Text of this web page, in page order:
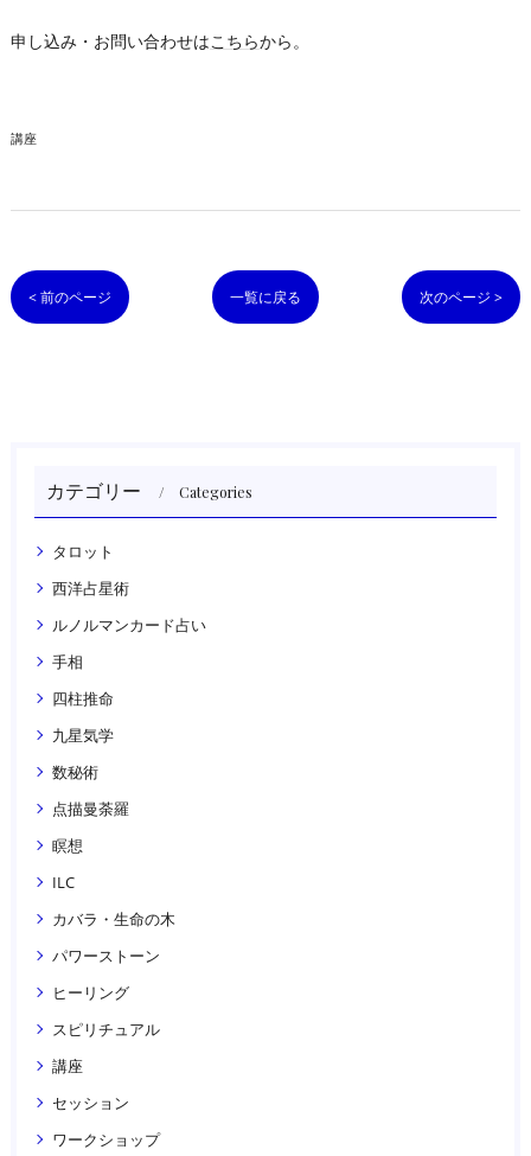
申し込み・お問い合わせはこちらから。
講座
< 前のページ 一覧に戻る 次のページ >
カテゴリー Categories
タロット
西洋占星術
ルノルマンカード占い
手相
四柱推命
九星気学
数秘術
点描曼荼羅
瞑想
ILC
カバラ・生命の木
パワーストーン
ヒーリング
スピリチュアル
講座
セッション
ワークショップ